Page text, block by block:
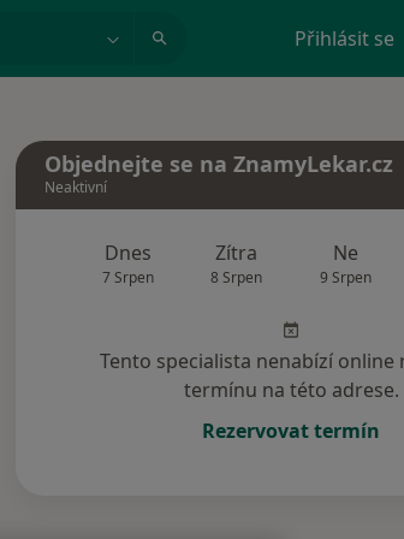
Přihlásit se
Objednejte se na ZnamyLekar.cz
Neaktivní
Dnes
7 Srpen
Zítra
8 Srpen
Ne
9 Srpen
Tento specialista nenabízí online
termínu na této adrese.
Rezervovat termín